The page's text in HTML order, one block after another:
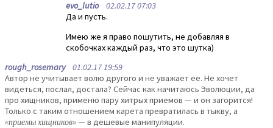
evo_lutio02.02.17 07:03
Да и пусть.
Имею же я право пошутить, не добавляя в
скобочках каждый раз, что это шутка)
rough_rosemary01.02.17 19:59
Автор не учитывает волю другого и не уважает ее. Не хочет
видеться, послал, достала? Сейчас как начитаюсь Эволюции, да
про хищников, применю пару хитрых приемов — и он загорится!
Только с таким отношением карета превратилась в тыкву, а
«приемы хищников»— в дешевые манипуляции.